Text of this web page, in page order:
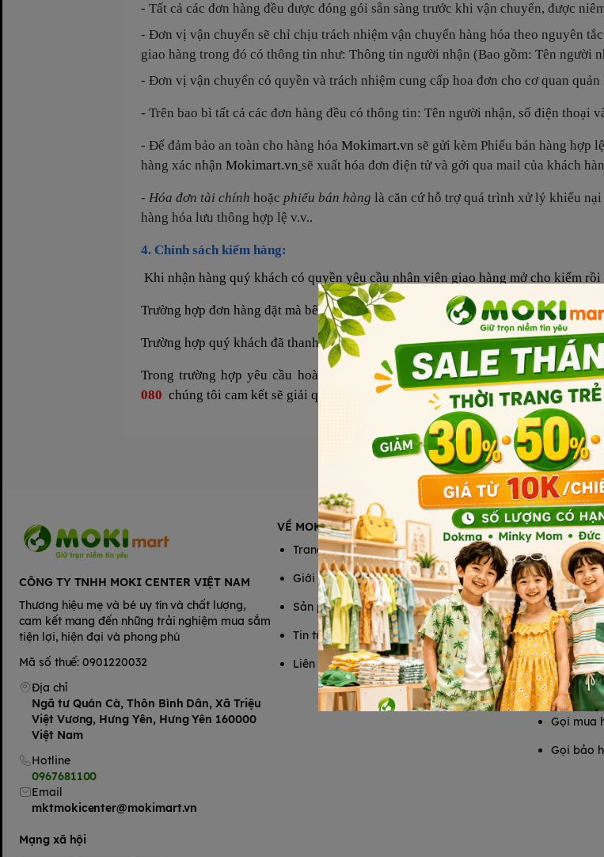
- Tất cả các đơn hàng đều được đóng gói sẵn sàng trước khi vận chuyển, được
- Đơn vị vận chuyển sẽ chỉ chịu trách nhiệm vận chuyển hàng hóa theo nguyên
giao hàng trong đó có thông tin như: Thông tin người nhận (Bao gồm: Tên người
- Đơn vị vận chuyển có quyền và trách nhiệm cung cấp hoa đơn cho cơ quan
- Trên bao bì tất cả các đơn hàng đều có thông tin: Tên người nhận, số điện thoại
- Để đảm bảo an toàn cho hàng hóa Mokimart.vn sẽ gửi kèm Phiếu bán hàng hợp
hàng xác nhận Mokimart.vn sẽ xuất hóa đơn điện tử và gởi qua mail của khách
- Hóa đơn tài chính hoặc phiếu bán hàng là căn cứ hỗ trợ quá trình xử lý khiếu
hàng hóa lưu thông hợp lệ v.v..
4. Chính sách kiểm hàng:
Khi nhận hàng quý khách có quyền yêu cầu nhân viên giao hàng mở cho kiểm rồi
Trường hợp đơn hàng đặt mà bên bán giao không đúng loại sản phẩm quý khách
Trường hợp quý khách đã thanh toán trước nhưng đơn hàng không đúng quý
Trong trường hợp yêu cầu hoàn tiền hoặc đổi đơn quý khách liên hệ qua
080 chúng tôi cam kết sẽ giải quyết mọi yêu cầu của quý khách.
CÔNG TY TNHH MOKI CENTER VIỆT NAM
Thương hiệu mẹ và bé uy tín và chất lượng,
cam kết mang đến những trải nghiệm mua sắm
tiện lợi, hiện đại và phong phú
Mã số thuế: 0901220032
Địa chỉ
Ngã tư Quán Cà, Thôn Bình Dân, Xã Triệu
Việt Vương, Hưng Yên, Hưng Yên 160000
Việt Nam
Hotline
0967681100
Email
mktmokicenter@mokimart.vn
Mạng xã hội
VỀ MOKIMART
Trang chủ
Giới thiệu
Sản phẩm
Tin tức
Liên hệ
HỖ TRỢ
Chính
Chính
Chính
Chính
Phương
Tổng đài hỗ
Gọi mua
Gọi bảo